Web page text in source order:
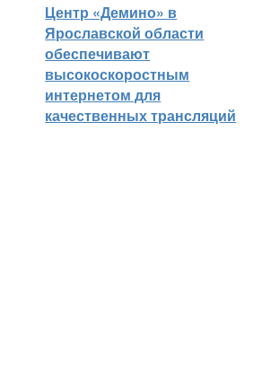
Центр «Демино» в
Ярославской области
обеспечивают
высокоскоростным
интернетом для
качественных трансляций